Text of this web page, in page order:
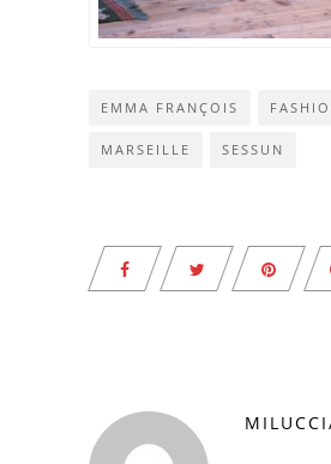
EMMA FRANÇOIS
MARSEILLE SESSUN